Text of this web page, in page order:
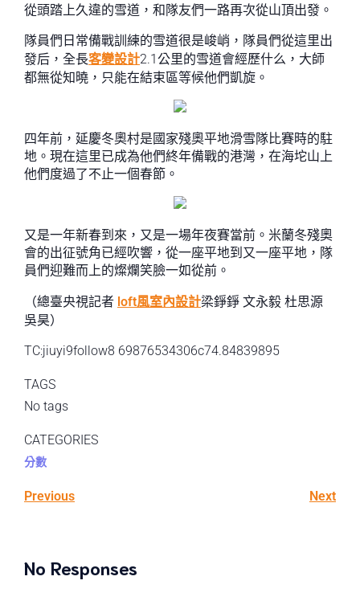
從頭踏上久違的雪道，和隊友們一路再次從山頂出發。
隊員們日常備戰訓練的雪道很是峻峭，隊員們從這里出
發后，全長客變設計2.1公里的雪道會經歷什么，大師
都無從知曉，只能在結束區等候他們凱旋。
四年前，延慶冬奧村是國家殘奧平地滑雪隊比賽時的駐
地。現在這里已成為他們終年備戰的港灣，在海坨山上
他們度過了不止一個春節。
又是一年新春到來，又是一場年夜賽當前。米蘭冬殘奧
會的出征號角已經吹響，從一座平地到又一座平地，隊
員們迎難而上的燦爛笑臉一如從前。
（總臺央視記者 loft風室內設計梁錚錚 文永毅 杜思源
吳昊）
TC:jiuyi9follow8 69876534306c74.84839895
TAGS
No tags
CATEGORIES
分數
Previous Next
No Responses